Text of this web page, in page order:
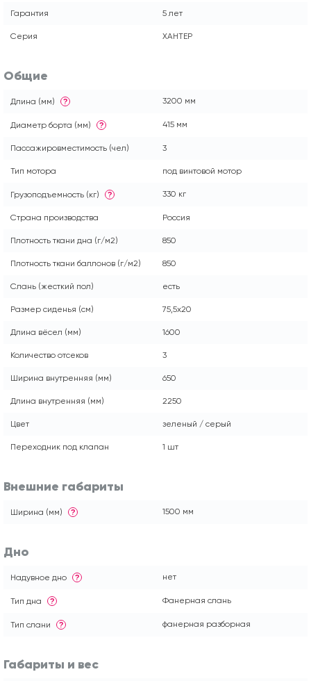
Гарантия 5 лет
Серия ХАНТЕР
Общие
Длина (мм) ? 3200 мм
Диаметр борта (мм) ? 415 мм
Пассажировместимость (чел) 3
Тип мотора под винтовой мотор
Грузоподъемность (кг) ? 330 кг
Страна производства Россия
Плотность ткани дна (г/м2) 850
Плотность ткани баллонов (г/м2) 850
Слань (жесткий пол) есть
Размер сиденья (см) 75,5x20
Длина вёсел (мм) 1600
Количество отсеков 3
Ширина внутренняя (мм) 650
Длина внутренняя (мм) 2250
Цвет зеленый / серый
Переходник под клапан 1 шт
Внешние габариты
Ширина (мм) ? 1500 мм
Дно
Надувное дно ? нет
Тип дна ? Фанерная слань
Тип слани ? фанерная разборная
Габариты и вес